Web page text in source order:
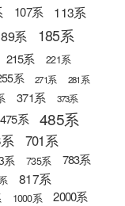
107系 113系
系 185系
215系 221系
系 271系
281系
371系 373系
系 485系
701系
系 735系 783系
817系
1000系 2000系